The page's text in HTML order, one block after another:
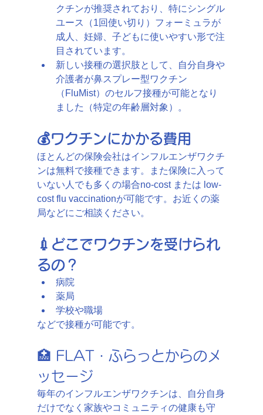
クチンが推奨されており、特にシングル
ユース（1回使い切り）フォーミュラが
成人、妊婦、子どもに使いやすい形で注
目されています。
新しい接種の選択肢として、自分自身や
介護者が鼻スプレー型ワクチン
（FluMist）のセルフ接種が可能となり
ました（特定の年齢層対象）。
💰ワクチンにかかる費用
ほとんどの保険会社はインフルエンザワクチ
ンは無料で接種できます。また保険に入って
いない人でも多くの場合no-cost または low-
cost flu vaccinationが可能です。お近くの薬
局などにご相談ください。
💉どこでワクチンを受けられ
るの？
病院
薬局
学校や職場
などで接種が可能です。
🏥 FLAT・ふらっとからのメ
ッセージ
毎年のインフルエンザワクチンは、自分自身
だけでなく家族やコミュニティの健康も守